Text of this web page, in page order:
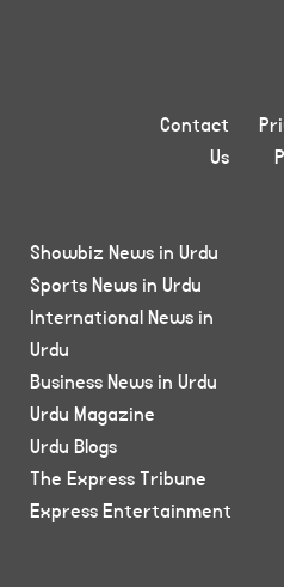
Contact
Us
Showbiz News in Urdu
Sports News in Urdu
International News in
Urdu
Business News in Urdu
Urdu Magazine
Urdu Blogs
The Express Tribune
Express Entertainment